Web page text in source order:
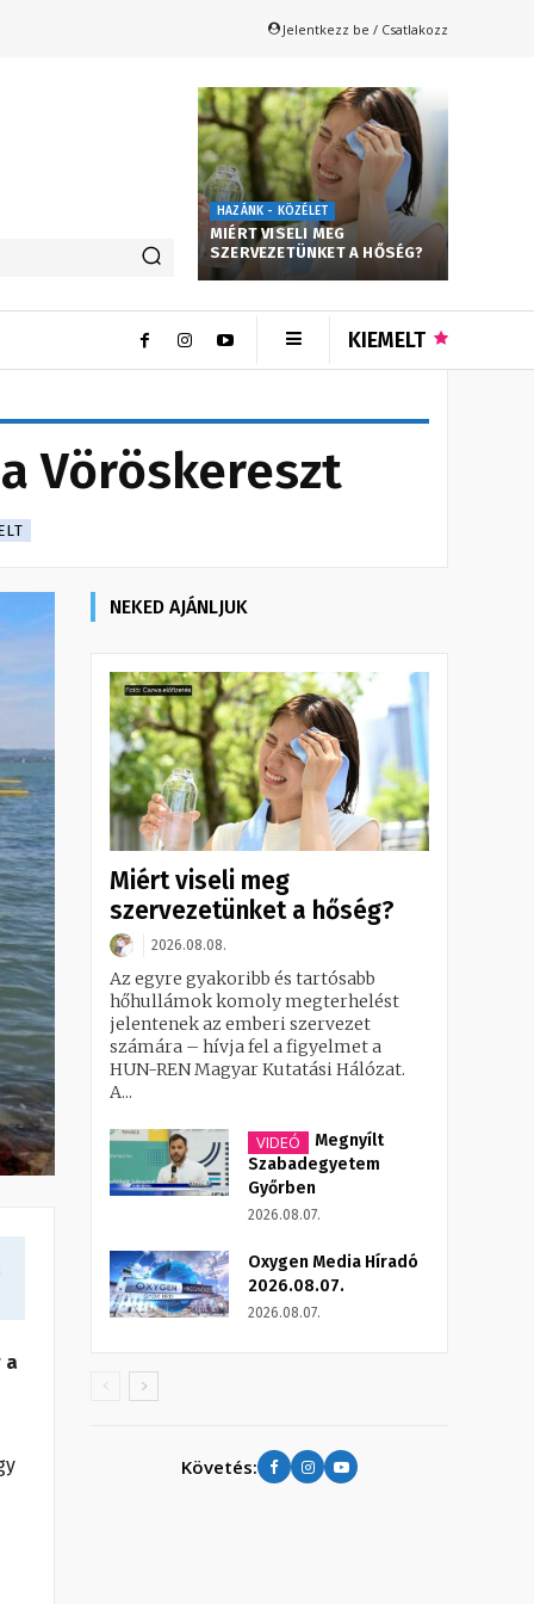
Jelentkezz be / Csatlakozz
HAZÁNK - KÖZÉLET
MIÉRT VISELI MEG
SZERVEZETÜNKET A HŐSÉG?
KIEMELT
Vöröskereszt
a
NEKED AJÁNLJUK
Miért viseli meg
szervezetünket a hőség?
2026.08.08.
Az egyre gyakoribb és tartósabb
hőhullámok komoly megterhelést
jelentenek az emberi szervezet
számára – hívja fel a figyelmet a
HUN-REN Magyar Kutatási Hálózat.
A...
VIDEÓ
Megnyílt
Szabadegyetem
Győrben
2026.08.07.
Oxygen Media Híradó
2026.08.07.
2026.08.07.
Követés: